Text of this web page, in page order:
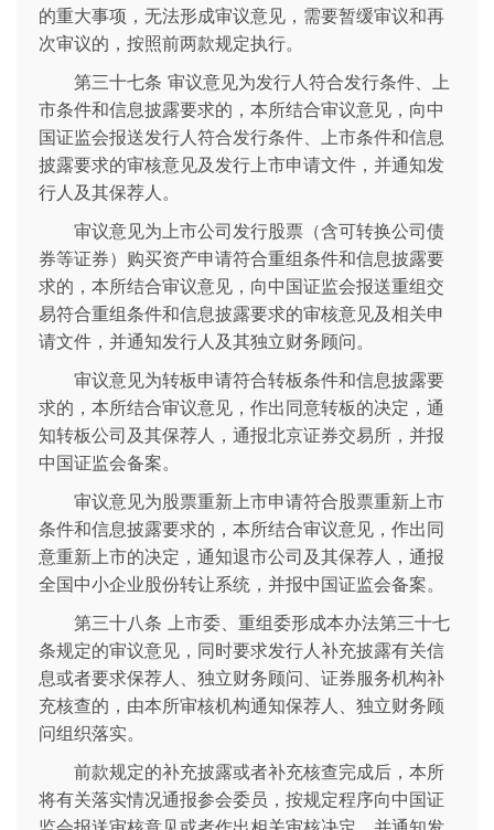
的重大事项，无法形成审议意见，需要暂缓审议和再
次审议的，按照前两款规定执行。
第三十七条 审议意见为发行人符合发行条件、上
市条件和信息披露要求的，本所结合审议意见，向中
国证监会报送发行人符合发行条件、上市条件和信息
披露要求的审核意见及发行上市申请文件，并通知发
行人及其保荐人。
审议意见为上市公司发行股票（含可转换公司债
券等证券）购买资产申请符合重组条件和信息披露要
求的，本所结合审议意见，向中国证监会报送重组交
易符合重组条件和信息披露要求的审核意见及相关申
请文件，并通知发行人及其独立财务顾问。
审议意见为转板申请符合转板条件和信息披露要
求的，本所结合审议意见，作出同意转板的决定，通
知转板公司及其保荐人，通报北京证券交易所，并报
中国证监会备案。
审议意见为股票重新上市申请符合股票重新上市
条件和信息披露要求的，本所结合审议意见，作出同
意重新上市的决定，通知退市公司及其保荐人，通报
全国中小企业股份转让系统，并报中国证监会备案。
第三十八条 上市委、重组委形成本办法第三十七
条规定的审议意见，同时要求发行人补充披露有关信
息或者要求保荐人、独立财务顾问、证券服务机构补
充核查的，由本所审核机构通知保荐人、独立财务顾
问组织落实。
前款规定的补充披露或者补充核查完成后，本所
将有关落实情况通报参会委员，按规定程序向中国证